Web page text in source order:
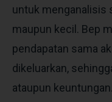
untuk menganalisis
maupun kecil. Bep
pendapatan sama
dikeluarkan,
ataupun keuntungan.